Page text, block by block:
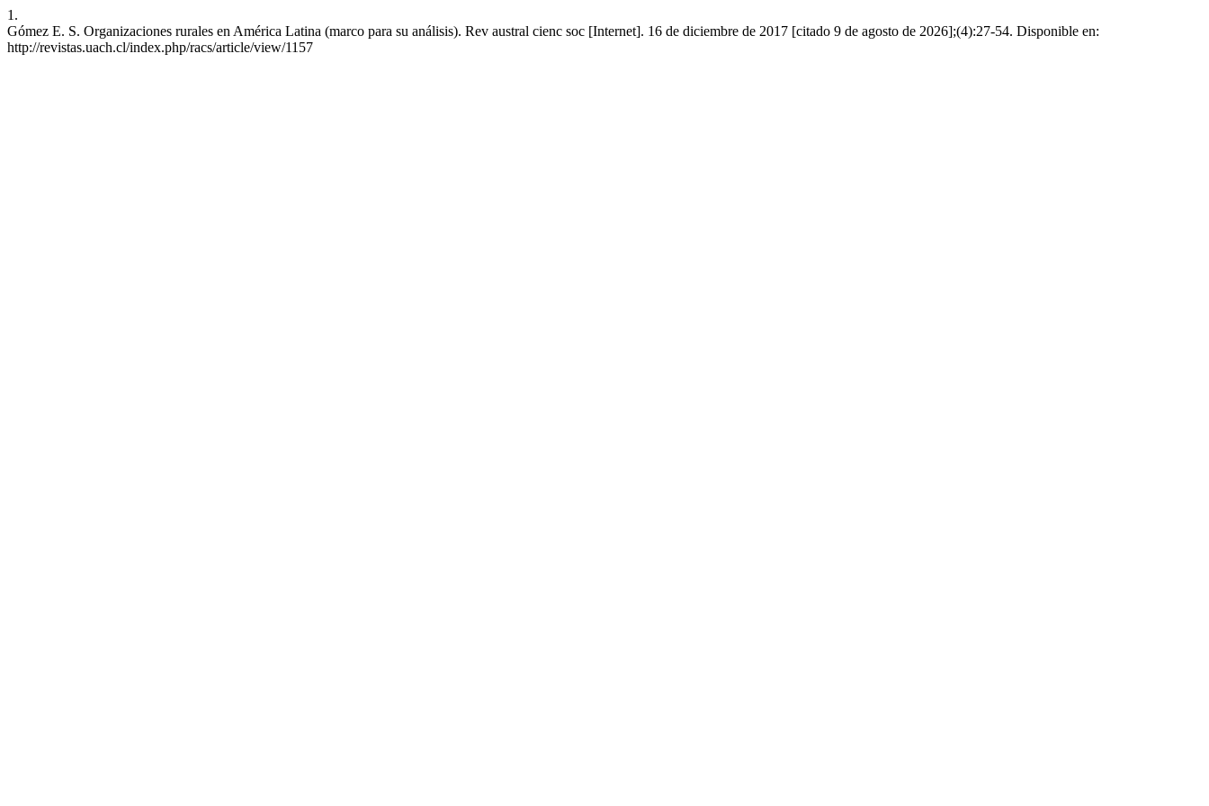
1.
Gómez E. S. Organizaciones rurales en América Latina (marco para su análisis). Rev austral cienc soc [Internet]. 16 de diciembre de 2017 [citado 9 de agosto de 2026];(4):27-54. Disponible en:
http://revistas.uach.cl/index.php/racs/article/view/1157